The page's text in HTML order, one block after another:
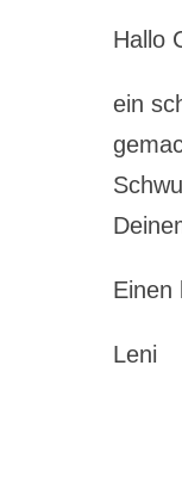
Hallo
ein
Einen
Leni